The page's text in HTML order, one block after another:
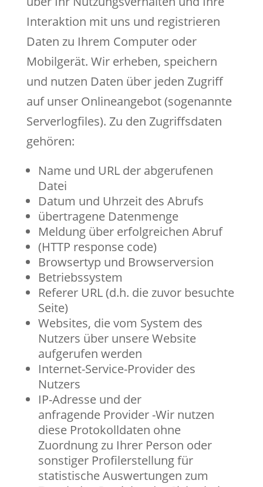
Interaktion mit uns und registrieren
Daten zu Ihrem Computer oder
Mobilgerät. Wir erheben, speichern
und nutzen Daten über jeden Zugriff
auf unser Onlineangebot (sogenannte
Serverlogfiles). Zu den Zugriffsdaten
gehören:
Name und URL der abgerufenen
Datei
Datum und Uhrzeit des Abrufs
übertragene Datenmenge
Meldung über erfolgreichen Abruf
(HTTP response code)
Browsertyp und Browserversion
Betriebssystem
Referer URL (d.h. die zuvor besuchte
Seite)
Websites, die vom System des
Nutzers über unsere Website
aufgerufen werden
Internet-Service-Provider des
Nutzers
IP-Adresse und der
anfragende Provider -Wir nutzen
diese Protokolldaten ohne
Zuordnung zu Ihrer Person oder
sonstiger Profilerstellung für
statistische Auswertungen zum